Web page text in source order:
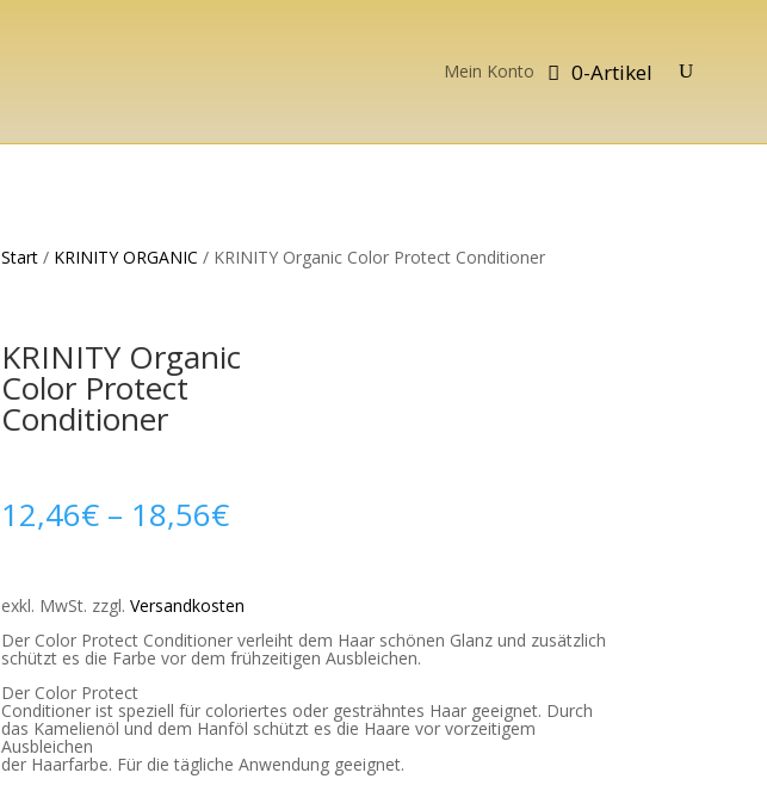
Mein Konto 0-Artikel
Start/ KRINITY ORGANIC / KRINITY Organic Color Protect Conditioner
KRINITY Organic
Color Protect
Conditioner
12,46€– 18,56€
exkl. MwSt. zzgl. Versandkosten
Der Color Protect Conditioner verleiht dem Haar schönen Glanz und zusätzlich
schützt es die Farbe vor dem frühzeitigen Ausbleichen.
Der Color Protect
Conditioner ist speziell für coloriertes oder gesträhntes Haar geeignet. Durch
das Kamelienöl und dem Hanföl schützt es die Haare vor vorzeitigem
Ausbleichen
der Haarfarbe. Für die tägliche Anwendung geeignet.